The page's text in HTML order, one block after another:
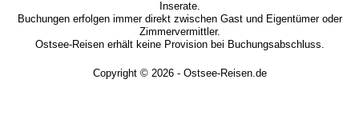
Inserate.
Buchungen erfolgen immer direkt zwischen Gast und Eigentümer oder
Zimmervermittler.
Ostsee-Reisen erhält keine Provision bei Buchungsabschluss.
Copyright © 2026 - Ostsee-Reisen.de